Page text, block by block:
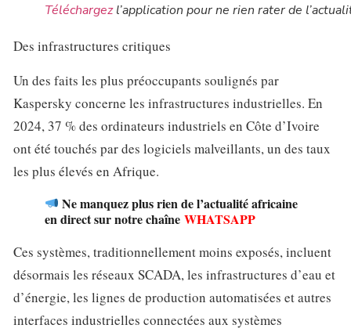
Téléchargezl’application pour ne rien rater de
Des infrastructures critiques
Un des faits les plus préoccupants soulignés par
Kaspersky concerne les infrastructures industrielles. En
2024, 37 % des ordinateurs industriels en Côte d’Ivoire
ont été touchés par des logiciels malveillants, un des taux
les plus élevés en Afrique.
Ne manquez plus rien de l’actualité africaine
en direct sur notre chaîne WHATSAPP
Ces systèmes, traditionnellement moins exposés, incluent
désormais les réseaux SCADA, les infrastructures d’eau et
d’énergie, les lignes de production automatisées et autres
interfaces industrielles connectées aux systèmes